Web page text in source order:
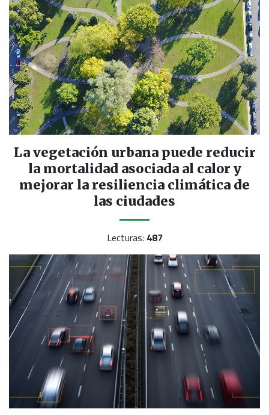
La vegetación urbana puede reducir
la mortalidad asociada al calor y
mejorar la resiliencia climática de
las ciudades
Lecturas: 487